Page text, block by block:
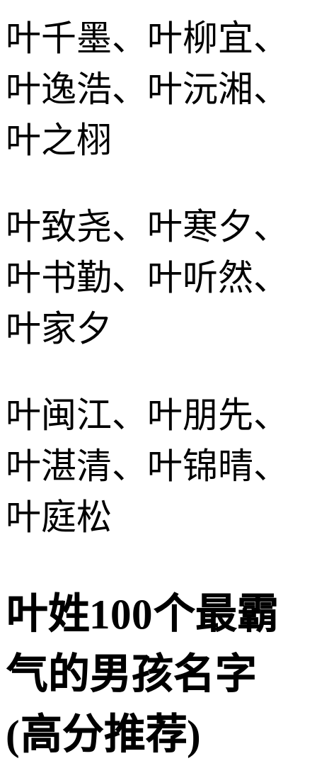
叶千墨、叶柳宜、
叶逸浩、叶沅湘、
叶之栩
叶致尧、叶寒夕、
叶书勤、叶听然、
叶家夕
叶闽江、叶朋先、
叶湛清、叶锦晴、
叶庭松
叶姓100个最霸
气的男孩名字
(高分推荐)